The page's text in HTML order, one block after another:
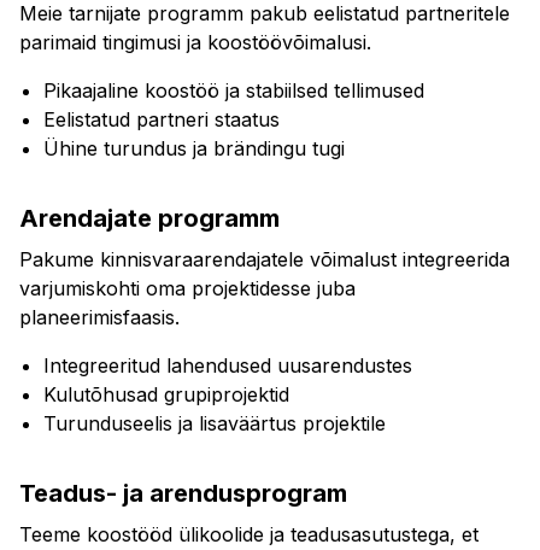
Meie tarnijate programm pakub eelistatud partneritele
parimaid tingimusi ja koostöövõimalusi.
Pikaajaline koostöö ja stabiilsed tellimused
Eelistatud partneri staatus
Ühine turundus ja brändingu tugi
Arendajate programm
Pakume kinnisvaraarendajatele võimalust integreerida
varjumiskohti oma projektidesse juba
planeerimisfaasis.
Integreeritud lahendused uusarendustes
Kulutõhusad grupiprojektid
Turunduseelis ja lisaväärtus projektile
Teadus- ja arendusprogram
Teeme koostööd ülikoolide ja teadusasutustega, et